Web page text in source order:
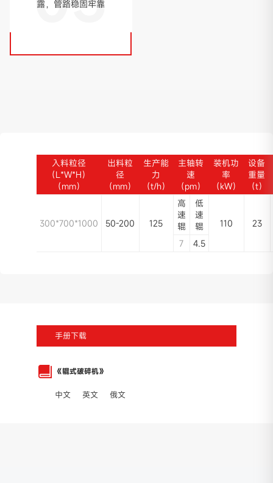
露，管路稳固牢靠
入料粒径
（L*W*H）
（mm）
出料粒
径
（mm）
生产能
力
（t/h）
主轴转
速
（pm）
装机功
率
（kW）
设备
重量
（t）
300*700*1000 50-200 125
高
速
辊
低
速
辊
110
23
7
4.5
手册下载
《辊式破碎机》
中文 英文 俄文